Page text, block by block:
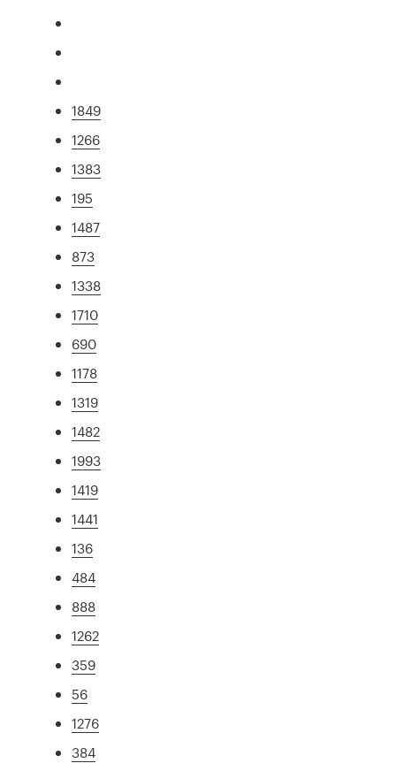
1849
1266
1383
195
1487
873
1338
1710
690
1178
1319
1482
1993
1419
1441
136
484
888
1262
359
56
1276
384